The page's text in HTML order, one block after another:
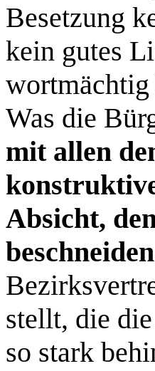
Besetzung
kein gutes
wortmächtig
Was die
mit allen
Absicht,
stellt, die
so stark